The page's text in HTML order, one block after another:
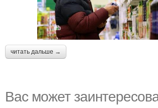
читать дальше →
Вас может